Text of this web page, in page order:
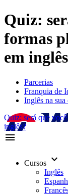
Quiz:
formas
em
Parcerias
Franquia de
Inglês na sua
Quiz: será que
inglês?
menu
Cursos keyboard_arrow_down
Inglês